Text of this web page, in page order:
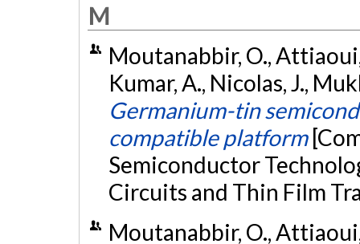
M
Moutanabbir, O.,
Kumar, A., Nicolas, J.,
Germanium-tin
compatible platform
Semiconductor
Circuits and Thin Film
Moutanabbir, O.,